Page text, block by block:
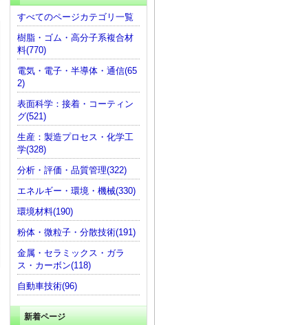
すべてのページカテゴリ一覧
樹脂・ゴム・高分子系複合材
料(770)
電気・電子・半導体・通信(65
2)
表面科学：接着・コーティン
グ(521)
生産：製造プロセス・化学工
学(328)
分析・評価・品質管理(322)
エネルギー・環境・機械(330)
環境材料(190)
粉体・微粒子・分散技術(191)
金属・セラミックス・ガラ
ス・カーボン(118)
自動車技術(96)
新着ページ